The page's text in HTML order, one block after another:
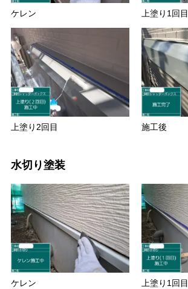
ケレン 上塗り1回目
上塗り2回目 施工後
水切り塗装
ケレン 上塗り1回目